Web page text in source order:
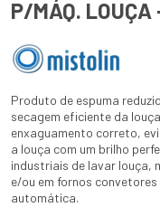
P/MÁQ. LOUÇA
Produto de espuma
secagem eficiente da
enxaguamento correto,
a louça com um brilho
industriais de lavar louça,
e/ou em fornos
automática.